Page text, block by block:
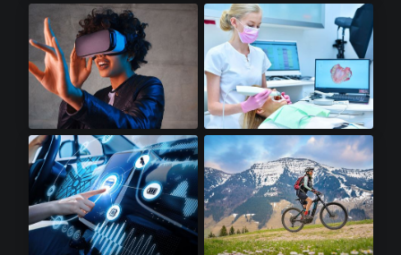
便携式超声波​
虚拟现实​ 牙科扫描仪